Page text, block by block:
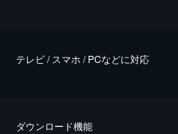
テレビ / スマホ / PCなどに対応
ダウンロード機能